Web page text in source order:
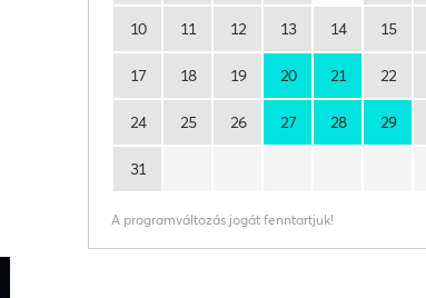
10 11 12 13 14 15
17 18 19 20 21 22
24 25 26 27 28 29
31
A programváltozás jogát fenntartjuk!